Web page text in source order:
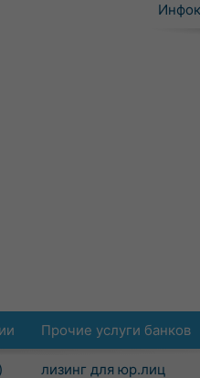
Прочие услуги банков
лизинг для юр.лиц